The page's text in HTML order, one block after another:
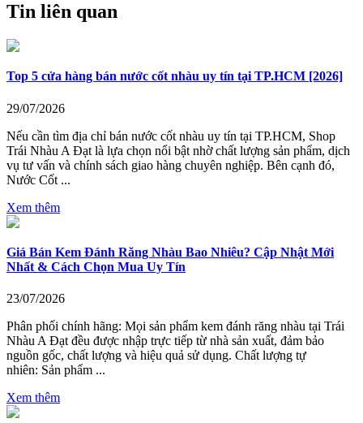
Tin liên quan
Top 5 cửa hàng bán nước cốt nhàu uy tín tại TP.HCM [2026]
29/07/2026
Nếu cần tìm địa chỉ bán nước cốt nhàu uy tín tại TP.HCM, Shop
Trái Nhàu A Đạt là lựa chọn nổi bật nhờ chất lượng sản phẩm, dịch
vụ tư vấn và chính sách giao hàng chuyên nghiệp. Bên cạnh đó,
Nước Cốt ...
Xem thêm
Giá Bán Kem Đánh Răng Nhàu Bao Nhiêu? Cập Nhật Mới
Nhất & Cách Chọn Mua Uy Tín
23/07/2026
Phân phối chính hãng: Mọi sản phẩm kem đánh răng nhàu tại Trái
Nhàu A Đạt đều được nhập trực tiếp từ nhà sản xuất, đảm bảo
nguồn gốc, chất lượng và hiệu quả sử dụng. Chất lượng tự
nhiên: Sản phẩm ...
Xem thêm